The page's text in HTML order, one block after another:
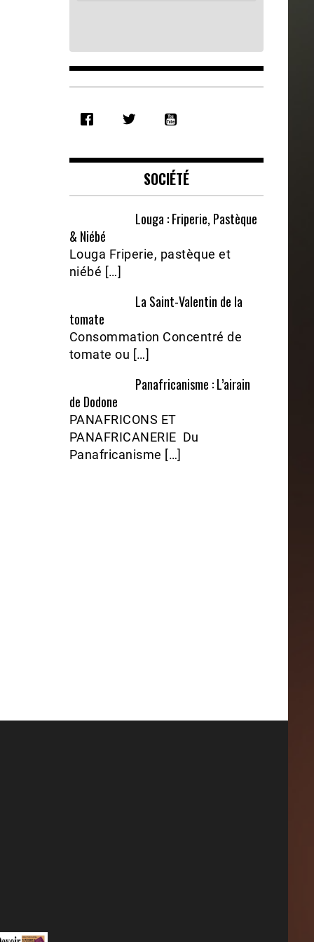
RSS FEED
EMBED
SOCIÉTÉ
Louga : Friperie, Pastèque
& Niébé
Louga Friperie, pastèque et
niébé […]
La Saint-Valentin de la
tomate
Consommation Concentré de
tomate ou […]
Panafricanisme : L’airain
de Dodone
PANAFRICONS ET
PANAFRICANERIE Du
Panafricanisme […]